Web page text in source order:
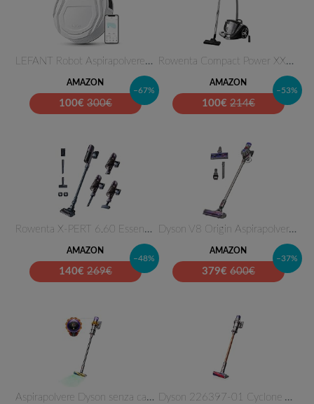
LEFANT Robot Aspirapolvere For…
AMAZON
100€ 300€
–67%
Rowenta Compact Power XXL Aspi…
AMAZON
100€ 214€
–53%
Rowenta X-PERT 6.60 Essential …
AMAZON
140€ 269€
–48%
Dyson V8 Origin Aspirapolvere …
AMAZON
379€ 600€
–37%
Aspirapolvere Dyson senza cavo… Dyson 226397-01 Cyclone V10 Ab…